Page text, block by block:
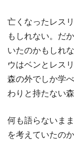
亡くなったレス
もしれない。だ
いたのかもしれ
ウはベンとレス
森の外でしか学
わりと持たない
何も語らないま
を考えていたの